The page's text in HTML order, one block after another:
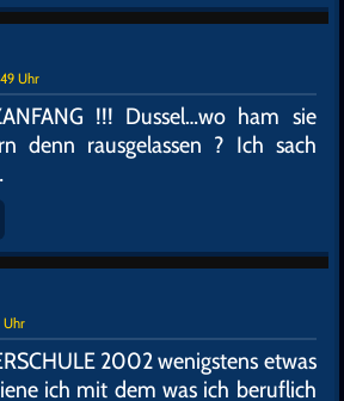
Uhr
einwandfrei…inhaltlich
wundervoll..kurzum
Uhr